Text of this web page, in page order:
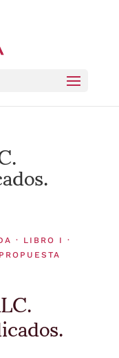
· LIBRO I ·